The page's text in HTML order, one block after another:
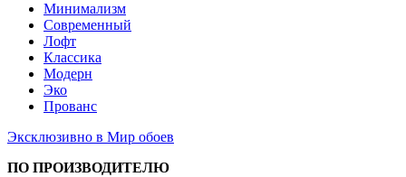
Минимализм
Современный
Лофт
Классика
Модерн
Эко
Прованс
Эксклюзивно в Мир обоев
ПО ПРОИЗВОДИТЕЛЮ